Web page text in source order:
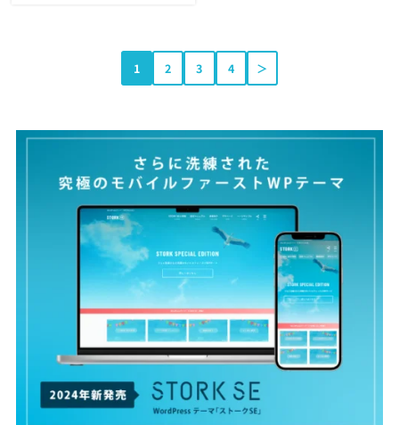
1 2 3 4 ＞